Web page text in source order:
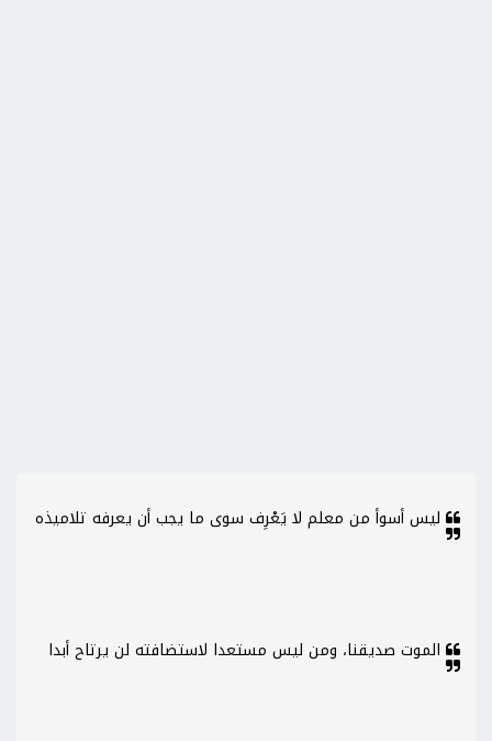
ليس أسوأ من معلم لا يَعْرِف سوى ما يجب أن يعرفه تلاميذه
الموت صديقنا، ومن ليس مستعدا لاستضافته لن يرتاح أبدا